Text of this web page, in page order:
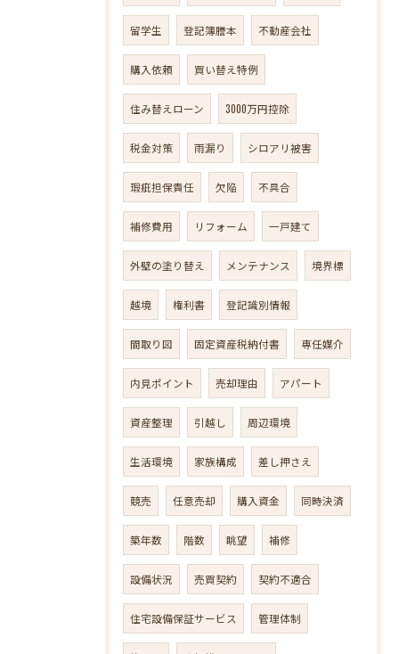
留学生 登記簿謄本 不動産会社
購入依頼 買い替え特例
住み替えローン 3000万円控除
税金対策 雨漏り シロアリ被害
瑕疵担保責任 欠陥 不具合
補修費用 リフォーム 一戸建て
外壁の塗り替え メンテナンス 境界標
越境 権利書 登記識別情報
間取り図 固定資産税納付書 専任媒介
内見ポイント 売却理由 アパート
資産整理 引越し 周辺環境
生活環境 家族構成 差し押さえ
競売 任意売却 購入資金 同時決済
築年数 階数 眺望 補修
設備状況 売買契約 契約不適合
住宅設備保証サービス 管理体制